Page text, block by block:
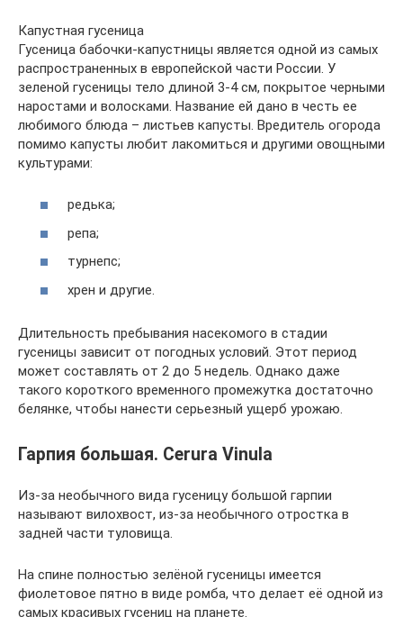
Капустная гусеница
Гусеница бабочки-капустницы является одной из самых
распространенных в европейской части России. У
зеленой гусеницы тело длиной 3-4 см, покрытое черными
наростами и волосками. Название ей дано в честь ее
любимого блюда – листьев капусты. Вредитель огорода
помимо капусты любит лакомиться и другими овощными
культурами:
редька;
репа;
турнепс;
хрен и другие.
Длительность пребывания насекомого в стадии
гусеницы зависит от погодных условий. Этот период
может составлять от 2 до 5 недель. Однако даже
такого короткого временного промежутка достаточно
белянке, чтобы нанести серьезный ущерб урожаю.
Гарпия большая. Cerura Vinula
Из-за необычного вида гусеницу большой гарпии
называют вилохвост, из-за необычного отростка в
задней части туловища.
На спине полностью зелёной гусеницы имеется
фиолетовое пятно в виде ромба, что делает её одной из
самых красивых гусениц на планете.